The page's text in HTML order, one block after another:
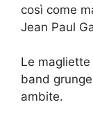
così come
Jean Paul
Le
band
ambite.